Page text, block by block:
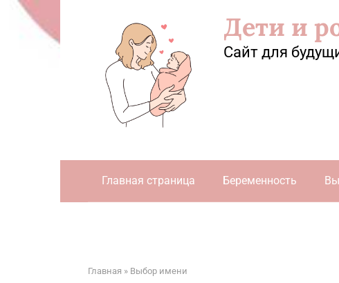
Перейти
Дети и
Сайт для
Главная страница Беременность
Главная » Выбор имени